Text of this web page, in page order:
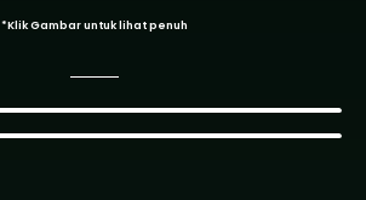
*Klik Gambar untuk lihat penuh